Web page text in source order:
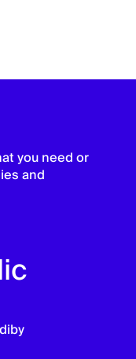
you need or
and